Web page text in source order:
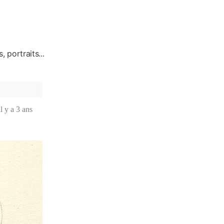
portraits...
y a 3 ans